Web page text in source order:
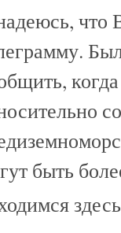
что
быть